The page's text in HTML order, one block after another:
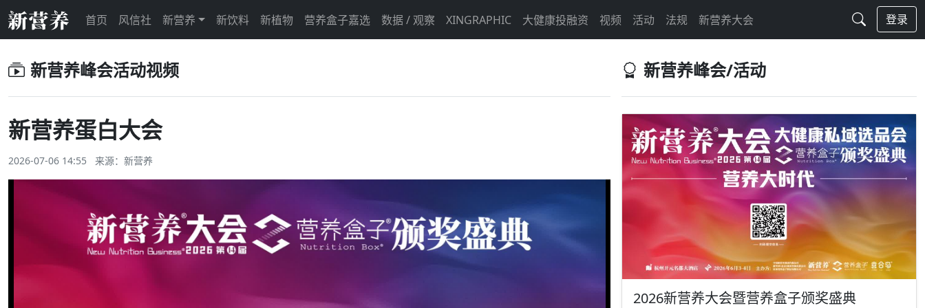
首页 风信社 新营养 新饮料 新植物 营养盒子嘉选 数据 / 观察 XINGRAPHIC 大健康投融资 视频 活动 法规 新营养大会 登录
新营养峰会活动视频
新营养蛋白大会
2026-07-06 14:55 来源：新营养
新营养峰会/活动
2026新营养大会暨营养盒子颁奖盛典